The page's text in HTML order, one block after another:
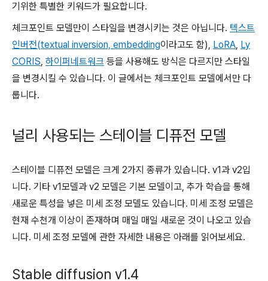
기위한 특별한 키워드가 필요합니다.
체크포인트 모델만이 스타일을 변경시키는 것은 아닙니다. 텍스트
인버전(textual inversion, embedding이라고도 함), LoRA, Ly
CORIS, 하이퍼네트워크 등을 사용해도 방식은 다르지만 스타일
을 변경시킬 수 있습니다. 이 글에서는 체크포인트 모델에서만 다
룹니다.
널리 사용되는 스테이블 디퓨전 모델
스테이블 디퓨전 모델은 크게 2가지 종류가 있습니다. v1과 v2입
니다. 기타 v1모델과 v2 모델은 기본 모델이고, 추가 학습을 통해
새로운 특성을 넣은 미세 조정 모델도 있습니다. 미세 조정 모델은
현재 수천개 이상이 존재하며 매일 매일 새로운 것이 나오고 있습
니다. 미세 조정 모델에 관한 자세한 내용은 아래를 읽어보세요.
Stable diffusion v1.4